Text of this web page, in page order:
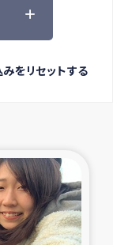
をリセットする